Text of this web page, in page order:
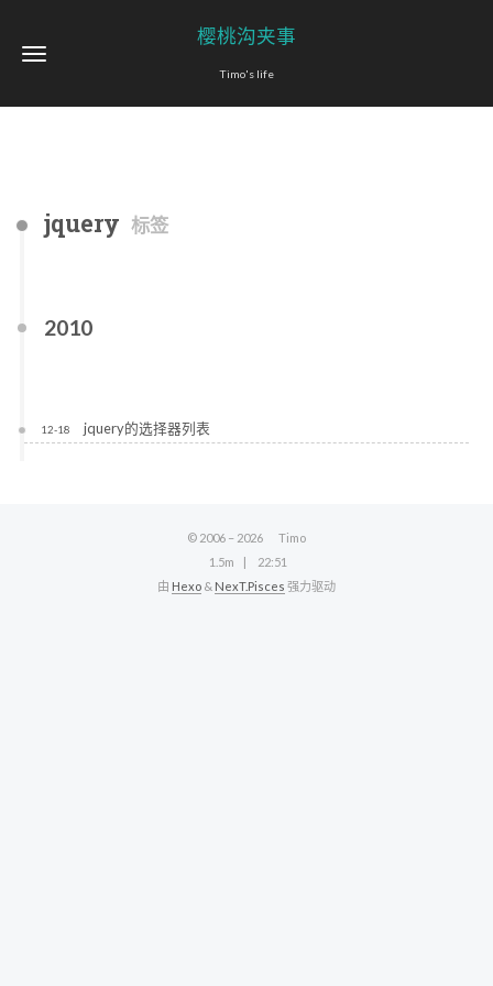
樱桃沟夹事
Timo's life
jquery 标签
2010
12-18 jquery的选择器列表
© 2006 – 2026
Timo
1.5m
22:51
由 Hexo & NexT.Pisces 强力驱动